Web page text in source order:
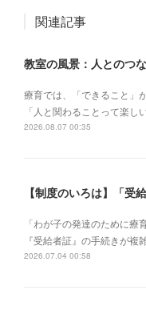
関連記事
療育では、「できること」
「人と関わることって楽し
2026.08.07 00:35
「わが子の発達のために療
『受給者証』の手続きが複
2026.07.04 00:58